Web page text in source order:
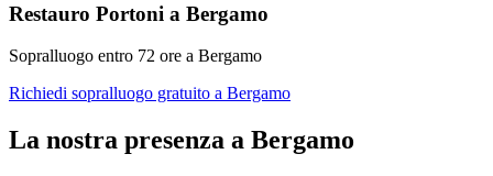
Restauro Portoni a Bergamo
Sopralluogo entro 72 ore a Bergamo
Richiedi sopralluogo gratuito a Bergamo
La nostra presenza a Bergamo